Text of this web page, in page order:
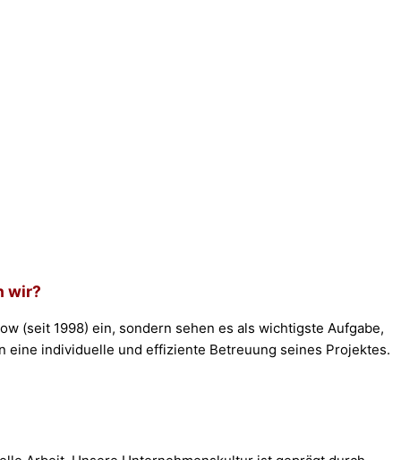
wir?
(seit 1998) ein, sondern sehen es als wichtigste Aufgabe,
eine individuelle und effiziente Betreuung seines Projektes.